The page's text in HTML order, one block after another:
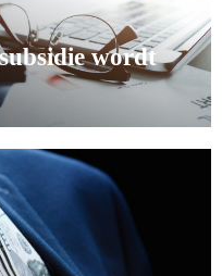
wordt